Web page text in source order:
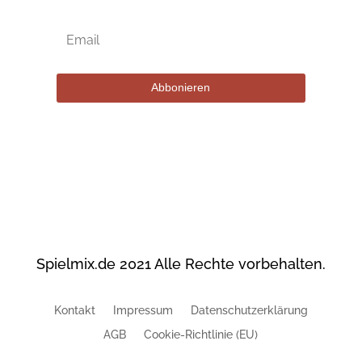
Abbonieren
Spielmix.de 2021 Alle Rechte vorbehalten.
Kontakt Impressum
Datenschutzerklärung
AGB
Cookie-Richtlinie (EU)